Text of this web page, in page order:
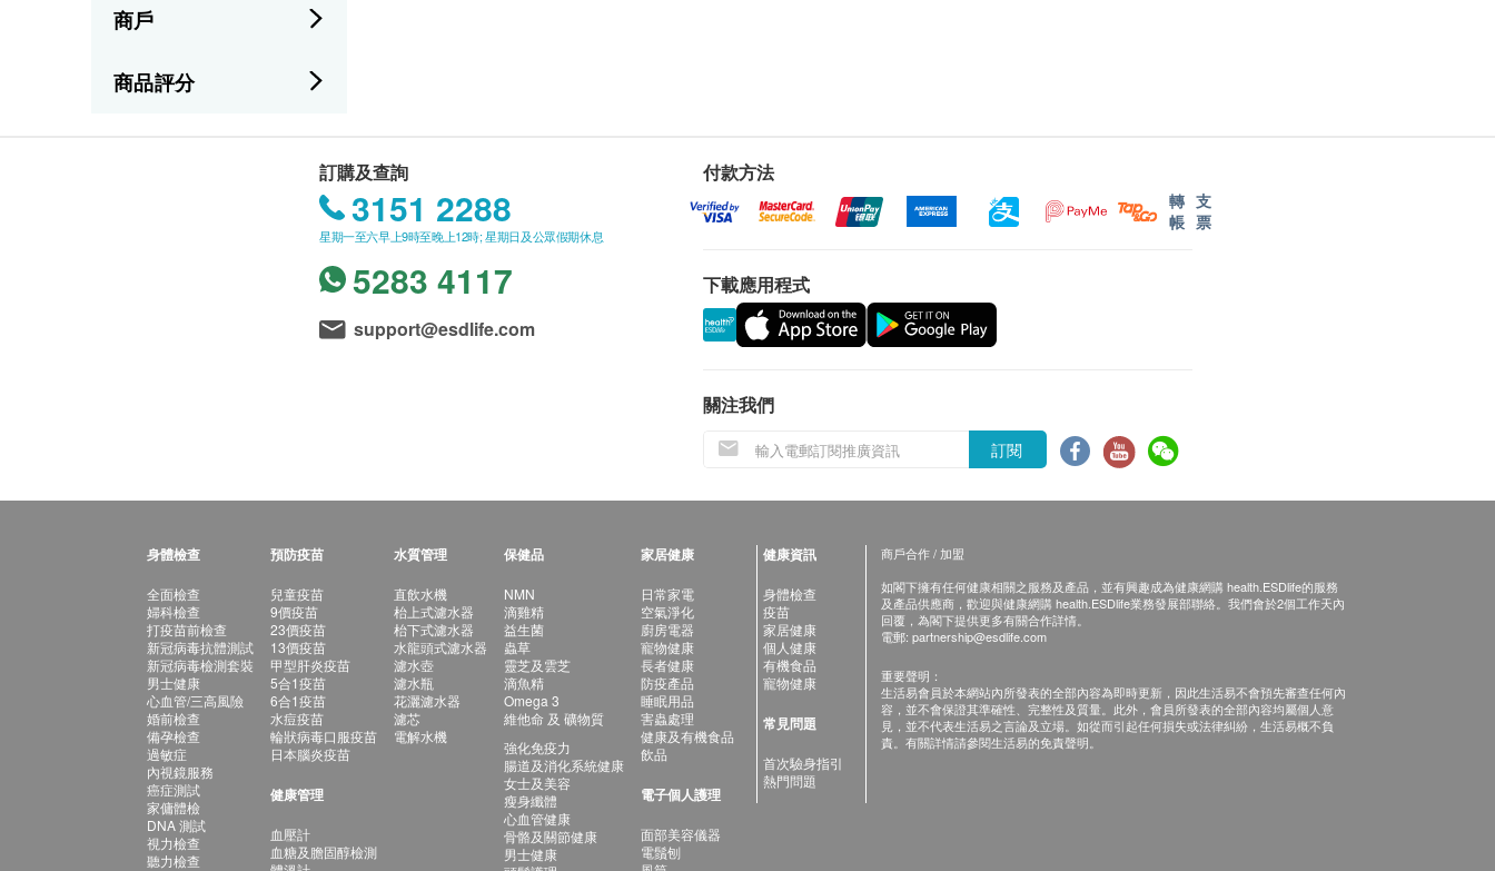
商戶
商品評分
訂購及查詢
3151 2288
星期一至六早上9時至晚上12時; 星期日及公眾假期休息
5283 4117
support@esdlife.com
付款方法
轉
帳
支
票
下載應用程式
關注我們
訂閱
身體檢查
全面檢查
婦科檢查
打疫苗前檢查
新冠病毒抗體測試
新冠病毒檢測套裝
男士健康
心血管/三高風險
婚前檢查
備孕檢查
過敏症
內視鏡服務
癌症測試
家傭體檢
DNA 測試
視力檢查
聽力檢查
預防疫苗
兒童疫苗
9價疫苗
23價疫苗
13價疫苗
甲型肝炎疫苗
5合1疫苗
6合1疫苗
水痘疫苗
輪狀病毒口服疫苗
日本腦炎疫苗
健康管理
血壓計
血糖及膽固醇檢測
水質管理
直飲水機
枱上式濾水器
枱下式濾水器
水龍頭式濾水器
濾水壺
濾水瓶
花灑濾水器
濾芯
電解水機
保健品
NMN
滴雞精
益生菌
蟲草
靈芝及雲芝
滴魚精
Omega 3
維他命 及 礦物質
強化免疫力
腸道及消化系統健康
女士及美容
瘦身纖體
心血管健康
骨骼及關節健康
男士健康
家居健康
日常家電
空氣淨化
廚房電器
寵物健康
長者健康
防疫產品
睡眠用品
害蟲處理
健康及有機食品
飲品
電子個人護理
面部美容儀器
電鬚刨
健康資訊
身體檢查
疫苗
家居健康
個人健康
有機食品
寵物健康
常見問題
首次驗身指引
熱門問題
商戶合作 / 加盟
如閣下擁有任何健康相關之服務及產品，並有興趣成為健康網購 health.ESDlife的服務
及產品供應商，歡迎與健康網購 health.ESDlife業務發展部聯絡。我們會於2個工作天內
回覆，為閣下提供更多有關合作詳情。
電郵: partnership@esdlife.com
重要聲明：
生活易會員於本網站內所發表的全部內容為即時更新，因此生活易不會預先審查任何內
容，並不會保證其準確性、完整性及質量。此外，會員所發表的全部內容均屬個人意
見，並不代表生活易之言論及立場。如從而引起任何損失或法律糾紛，生活易概不負
責。有關詳情請參閱生活易的免責聲明。